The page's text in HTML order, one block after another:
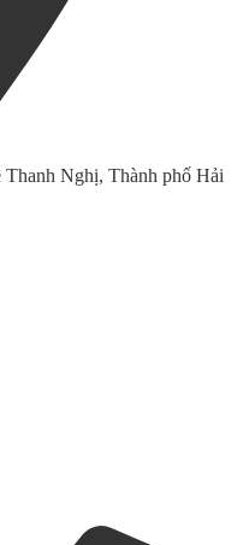
Nghị, Thành phố Hải